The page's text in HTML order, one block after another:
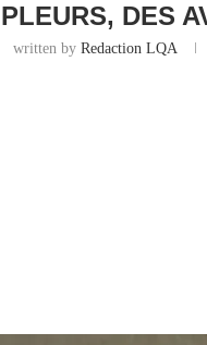
DES
written by Redaction LQA